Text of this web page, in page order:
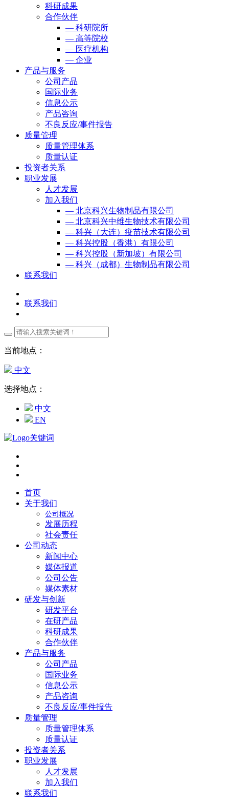
科研成果
合作伙伴
— 科研院所
— 高等院校
— 医疗机构
— 企业
产品与服务
公司产品
国际业务
信息公示
产品咨询
不良反应/事件报告
质量管理
质量管理体系
质量认证
投资者关系
职业发展
人才发展
加入我们
— 北京科兴生物制品有限公司
— 北京科兴中维生物技术有限公司
— 科兴（大连）疫苗技术有限公司
— 科兴控股（香港）有限公司
— 科兴控股（新加坡）有限公司
— 科兴（成都）生物制品有限公司
联系我们
联系我们
当前地点：
中文
选择地点：
中文
EN
首页
关于我们
公司概况
发展历程
社会责任
公司动态
新闻中心
媒体报道
公司公告
媒体素材
研发与创新
研发平台
在研产品
科研成果
合作伙伴
产品与服务
公司产品
国际业务
信息公示
产品咨询
不良反应/事件报告
质量管理
质量管理体系
质量认证
投资者关系
职业发展
人才发展
加入我们
联系我们